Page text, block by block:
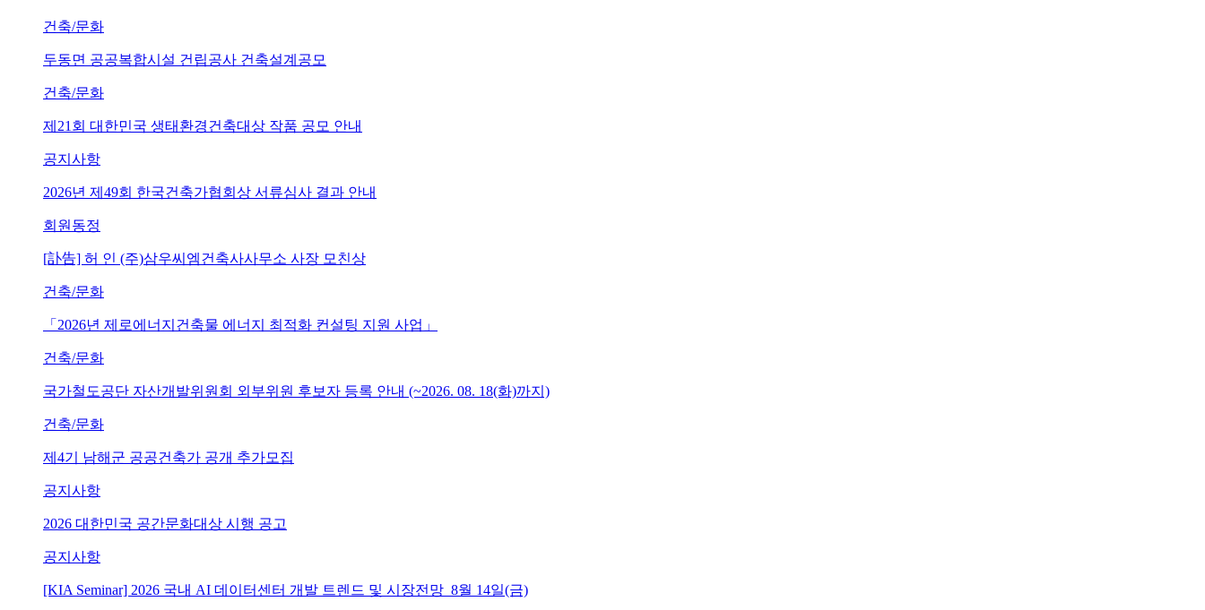
건축/문화
두동면 공공복합시설 건립공사 건축설계공모
건축/문화
제21회 대한민국 생태환경건축대상 작품 공모 안내
공지사항
2026년 제49회 한국건축가협회상 서류심사 결과 안내
회원동정
[訃告] 허 인 (주)삼우씨엠건축사사무소 사장 모친상
건축/문화
「2026년 제로에너지건축물 에너지 최적화 컨설팅 지원 사업」
건축/문화
국가철도공단 자산개발위원회 외부위원 후보자 등록 안내 (~2026. 08. 18(화)까지)
건축/문화
제4기 남해군 공공건축가 공개 추가모집
공지사항
2026 대한민국 공간문화대상 시행 공고
공지사항
[KIA Seminar] 2026 국내 AI 데이터센터 개발 트렌드 및 시장전망_8월 14일(금)